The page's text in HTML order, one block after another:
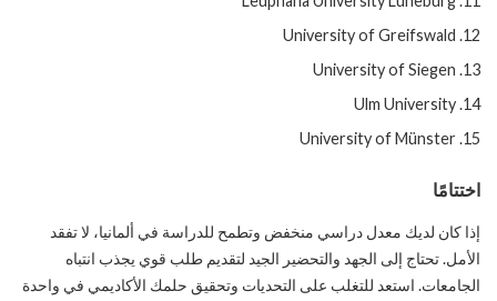
University of Greifswald
University of Siegen
Ulm University
University of Münster
اختتامًا
إذا كان لديك معدل دراسي منخفض وتطمح للدراسة في ألمانيا، لا تفقد
الأمل. تحتاج إلى الجهد والتحضير الجيد لتقديم طلب قوي يجذب انتباه
الجامعات. استعد للتغلب على التحديات وتحقيق حلمك الأكاديمي في واحدة